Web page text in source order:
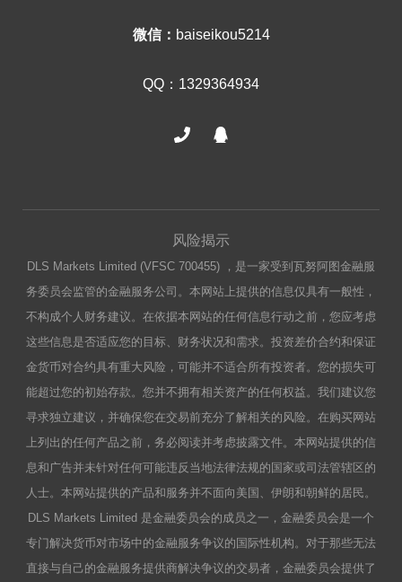
微信： baiseikou5214
QQ：1329364934
风险揭示
DLS Markets Limited (VFSC 700455) ，是一家受到瓦努阿图金融服
务委员会监管的金融服务公司。本网站上提供的信息仅具有一般性，
不构成个人财务建议。在依据本网站的任何信息行动之前，您应考虑
这些信息是否适应您的目标、财务状况和需求。投资差价合约和保证
金货币对合约具有重大风险，可能并不适合所有投资者。您的损失可
能超过您的初始存款。您并不拥有相关资产的任何权益。我们建议您
寻求独立建议，并确保您在交易前充分了解相关的风险。在购买网站
上列出的任何产品之前，务必阅读并考虑披露文件。本网站提供的信
息和广告并未针对任何可能违反当地法律法规的国家或司法管辖区的
人士。本网站提供的产品和服务并不面向美国、伊朗和朝鲜的居民。
DLS Markets Limited 是金融委员会的成员之一，金融委员会是一个
专门解决货币对市场中的金融服务争议的国际性机构。对于那些无法
直接与自己的金融服务提供商解决争议的交易者，金融委员会提供了